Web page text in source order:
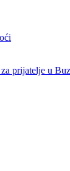
prijatelje u